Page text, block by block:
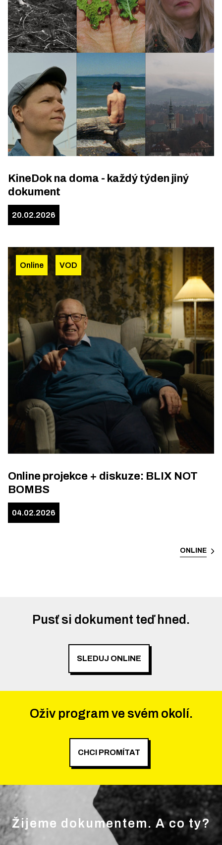
KineDok na doma - každý týden jiný
dokument
20.02.2026
Online VOD
Online projekce + diskuze: BLIX NOT
BOMBS
04.02.2026
ONLINE
Pusť si dokument teď hned.
SLEDUJ ONLINE
Oživ program ve svém okolí.
CHCI PROMÍTAT
Žijeme dokumentem. A co ty?